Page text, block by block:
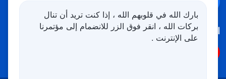
اتبعنا
بارك الله في قلوبهم الله ، إذا كنت تريد أن تنال
بركات الله ، انقر فوق الزر للانضمام إلى مؤتمرنا
على الإنترنت .